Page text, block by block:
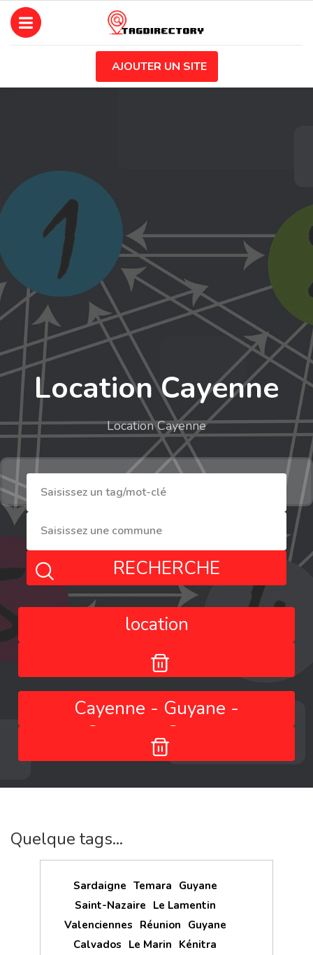
AJOUTER UN SITE
Location Cayenne
Location Cayenne
RECHERCHE
location
Cayenne - Guyane -
Guyane - Guyane
Quelque tags...
Sardaigne Temara Guyane
Saint-Nazaire Le Lamentin
Valenciennes Réunion Guyane
Calvados Le Marin Kénitra